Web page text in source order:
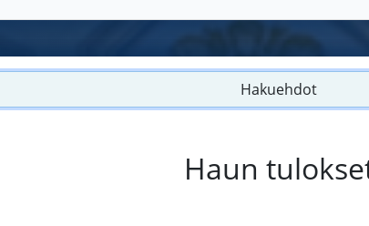
Hakuehdot
Haun